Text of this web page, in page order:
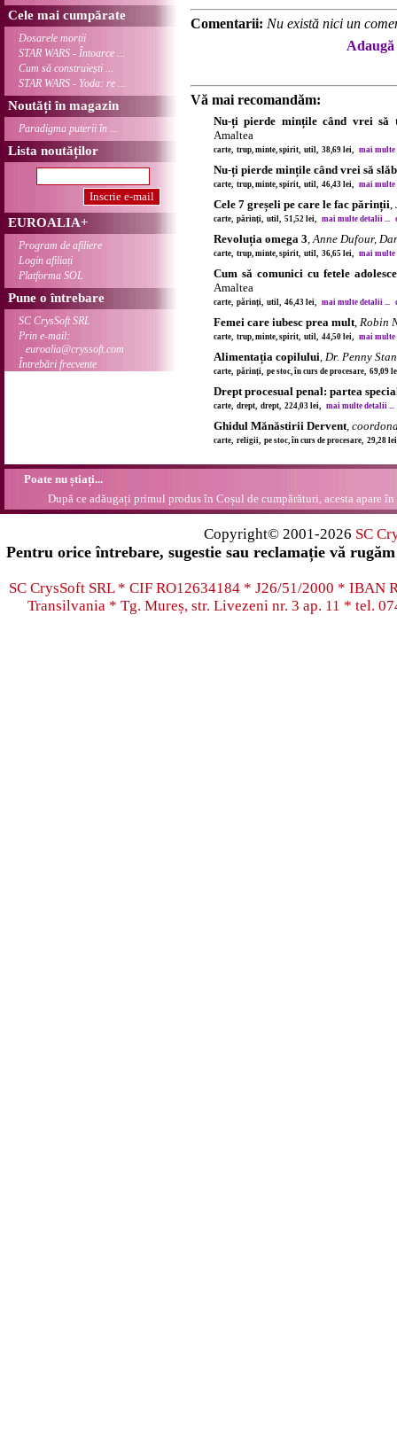
Cele mai cumpărate
Dosarele morții
STAR WARS - Întoarce ...
Cum să construiești ...
STAR WARS - Yoda: re ...
Noutăți în magazin
Paradigma puterii în ...
Lista noutăților
EUROALIA+
Program de afiliere
Login afiliați
Platforma SOL
Pune o întrebare
SC CrysSoft SRL
Prin e-mail:
euroalia@cryssoft.com
Întrebări frecvente
Comentarii: Nu există nici un
Vă mai recomandăm:
Nu-ți pierde mințile când vrei să
Amaltea
carte, trup, minte, spirit, util, 38,69 lei, mai multe
Nu-ți pierde mințile când vrei să
carte, trup, minte, spirit, util, 46,43 lei, mai multe
Cele 7 greșeli pe care le fac părinții,
carte, părinți, util, 51,52 lei, mai multe detalii ...
Revoluția omega 3,Anne Dufour,
carte, trup, minte, spirit, util, 36,65 lei, mai multe
Cum să comunici cu fetele
Amaltea
carte, părinți, util, 46,43 lei, mai multe detalii ...
Femei care iubesc prea mult, Robin
carte, trup, minte, spirit, util, 44,50 lei, mai multe
Alimentația copilului, Dr. Penny
carte, părinți, pe stoc, în curs de procesare, 69,09
Drept procesual penal: partea
carte, drept, drept, 224,03 lei, mai multe detalii ...
Ghidul Mănăstirii Dervent,
carte, religii, pe stoc, în curs de procesare, 29,28
Poate nu știați...
După ce adăugați primul produs în Coșul de cumpărături, acesta apare
Copyright© 2001-2026 SC
Pentru orice întrebare, sugestie sau reclamație vă
SC CrysSoft SRL * CIF RO12634184 * J26/51/2000 * IBAN
Transilvania * Tg. Mureș, str. Livezeni nr. 3 ap. 11 * tel.